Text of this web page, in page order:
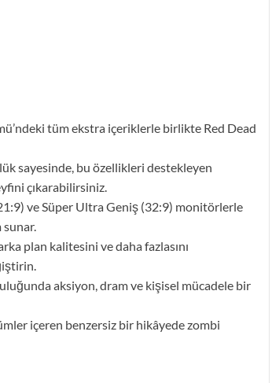
tüm ekstra içeriklerle birlikte Red Dead
sayesinde, bu özellikleri destekleyen
çıkarabilirsiniz.
ve Süper Ultra Geniş (32:9) monitörlerle
sunar.
plan kalitesini ve daha fazlasını
aksiyon, dram ve kişisel mücadele bir
içeren benzersiz bir hikâyede zombi